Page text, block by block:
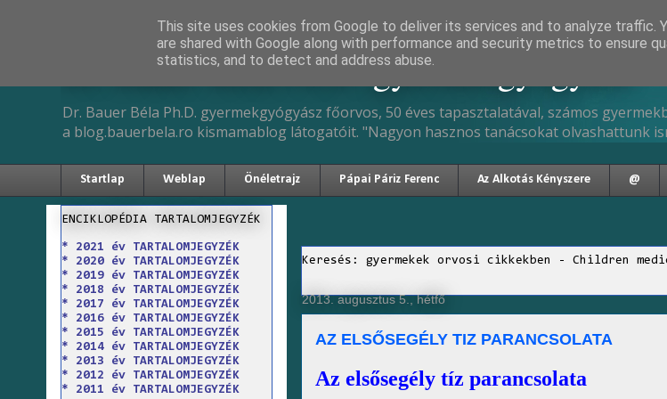
Dr. Bauer Béla Ph.D. gyermekgyógyász
Dr. Bauer Béla Ph.D. gyermekgyógyász főorvos, 50 éves tapasztalatával, számos
a blog.bauerbela.ro kismamablog látogatóit. "Nagyon hasznos tanácsokat olvashattunk
Startlap Weblap Önéletrajz Pápai Páriz Ferenc Az Alkotás Kényszere @
Keresés: gyermekek orvosi cikkekben - Children
2013. augusztus 5., hétfő
AZ ELSŐSEGÉLY TIZ PARANCSOLATA
Az elsősegély tíz parancsolata
ENCIKLOPÉDIA TARTALOMJEGYZÉK
* 2021 év TARTALOMJEGYZÉK
* 2020 év TARTALOMJEGYZÉK
* 2019 év TARTALOMJEGYZÉK
* 2018 év TARTALOMJEGYZÉK
* 2017 év TARTALOMJEGYZÉK
* 2016 év TARTALOMJEGYZÉK
* 2015 év TARTALOMJEGYZÉK
* 2014 év TARTALOMJEGYZÉK
* 2013 év TARTALOMJEGYZÉK
* 2012 év TARTALOMJEGYZÉK
* 2011 év TARTALOMJEGYZÉK
This site uses cookies from Google to deliver its services and to analyze traffic.
are shared with Google along with performance and security metrics to ensure
statistics, and to detect and address abuse.